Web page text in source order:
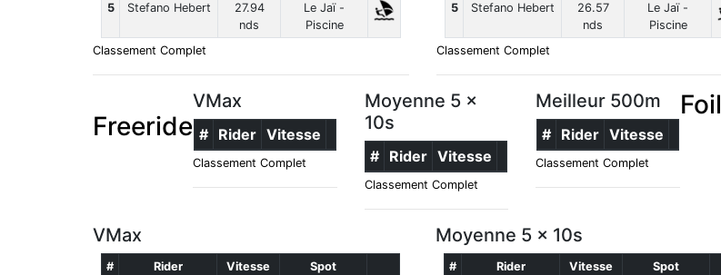
5
Stefano Hebert
27.94
nds
Le Jaï -
Piscine
Classement Complet
5
Stefano Hebert
26.57
nds
Le Jaï -
Piscine
Classement Complet
Freeride
VMax
# Rider Vitesse
Classement Complet
Moyenne 5 x
10s
# Rider Vitesse
Classement Complet
Meilleur 500m
# Rider Vitesse
Classement Complet
Foil
VMax
# Rider Vitesse
Spot
Moyenne 5 x 10s
# Rider Vitesse
Spot